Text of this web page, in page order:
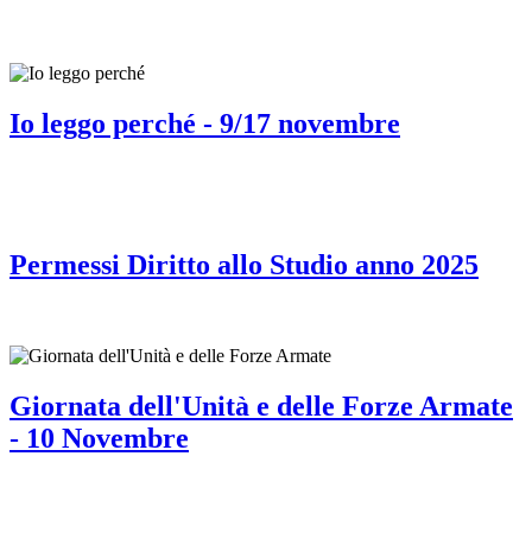
Io leggo perché - 9/17 novembre
Permessi Diritto allo Studio anno 2025
Giornata dell'Unità e delle Forze Armate
- 10 Novembre